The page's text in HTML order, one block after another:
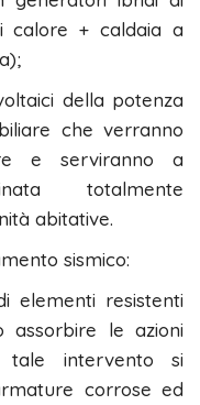
calore + caldaia a
della potenza
che verranno
e serviranno a
totalmente
abitative.
sismico:
elementi resistenti
assorbire le azioni
tale intervento si
corrose ed